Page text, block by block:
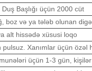
Başlığı üçün 2000 cüt
boz və ya tələb olunan
alt hissədə xüsusi loqo
pulsuz. Xanımlar üçün özəl
üçün 1-3 gün,